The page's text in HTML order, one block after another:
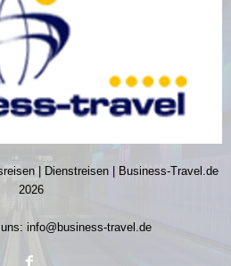
| Dienstreisen | Business-Travel.de
2026
info@business-travel.de